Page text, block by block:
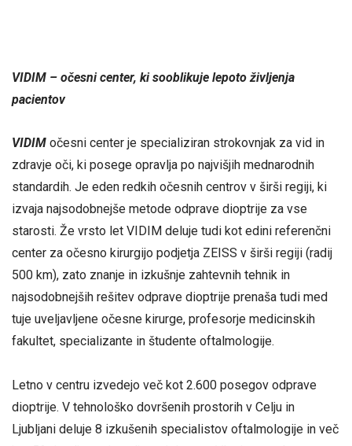
VIDIM – očesni center, ki sooblikuje lepoto življenja
pacientov
VIDIM očesni center je specializiran strokovnjak za vid in
zdravje oči, ki posege opravlja po najvišjih mednarodnih
standardih. Je eden redkih očesnih centrov v širši regiji, ki
izvaja najsodobnejše metode odprave dioptrije za vse
starosti. Že vrsto let VIDIM deluje tudi kot edini referenčni
center za očesno kirurgijo podjetja ZEISS v širši regiji (radij
500 km), zato znanje in izkušnje zahtevnih tehnik in
najsodobnejših rešitev odprave dioptrije prenaša tudi med
tuje uveljavljene očesne kirurge, profesorje medicinskih
fakultet, specializante in študente oftalmologije.
Letno v centru izvedejo več kot 2.600 posegov odprave
dioptrije. V tehnološko dovršenih prostorih v Celju in
Ljubljani deluje 8 izkušenih specialistov oftalmologije in več